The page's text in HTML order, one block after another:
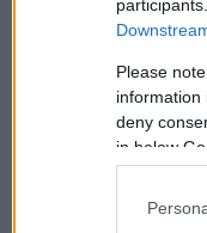
Please
information
deny
in below
συμφέροντα. Η
διοικητικών
τάξης
Για να